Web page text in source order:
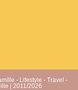
- Lifestyle - Travel -
| 2011/2026